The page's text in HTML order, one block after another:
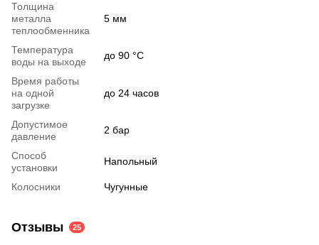
Толщина
металла
теплообменника
5 мм
Температура
воды на выходе
до 90 °C
Время работы
на одной
загрузке
до 24 часов
Допустимое
давление
2 бар
Способ
установки
Напольный
Колосники Чугунные
Отзывы 25